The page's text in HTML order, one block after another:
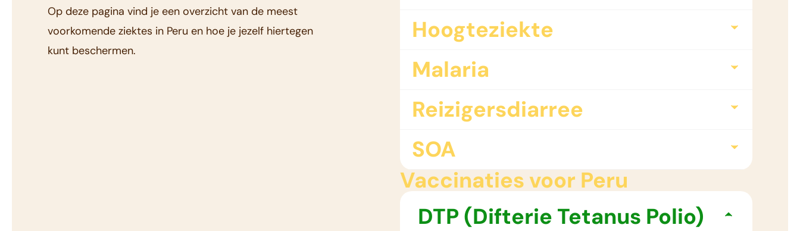
Op deze pagina vind je een overzicht van de meest
voorkomende ziektes in Peru en hoe je jezelf hiertegen
kunt beschermen.
Hoogteziekte
Malaria
Reizigersdiarree
SOA
Vaccinaties voor Peru
DTP (Difterie Tetanus Polio)